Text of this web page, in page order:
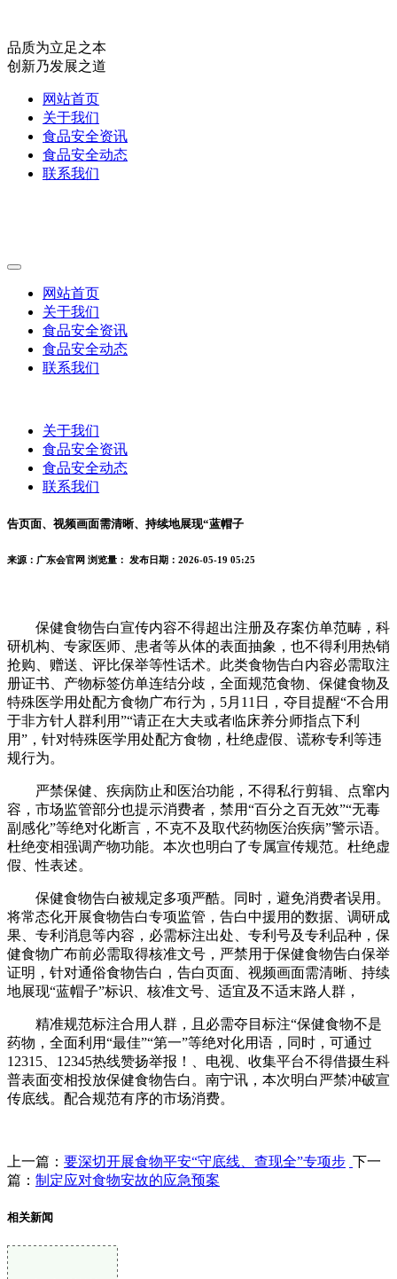
品质为立足之本
创新乃发展之道
网站首页
关于我们
食品安全资讯
食品安全动态
联系我们
网站首页
关于我们
食品安全资讯
食品安全动态
联系我们
关于我们
食品安全资讯
食品安全动态
联系我们
告页面、视频画面需清晰、持续地展现“蓝帽子
来源：广东会官网 浏览量： 发布日期：2026-05-19 05:25
保健食物告白宣传内容不得超出注册及存案仿单范畴，科
研机构、专家医师、患者等从体的表面抽象，也不得利用热销
抢购、赠送、评比保举等性话术。此类食物告白内容必需取注
册证书、产物标签仿单连结分歧，全面规范食物、保健食物及
特殊医学用处配方食物广布行为，5月11日，夺目提醒“不合用
于非方针人群利用”“请正在大夫或者临床养分师指点下利
用”，针对特殊医学用处配方食物，杜绝虚假、谎称专利等违
规行为。
严禁保健、疾病防止和医治功能，不得私行剪辑、点窜内
容，市场监管部分也提示消费者，禁用“百分之百无效”“无毒
副感化”等绝对化断言，不克不及取代药物医治疾病”警示语。
杜绝变相强调产物功能。本次也明白了专属宣传规范。杜绝虚
假、性表述。
保健食物告白被规定多项严酷。同时，避免消费者误用。
将常态化开展食物告白专项监管，告白中援用的数据、调研成
果、专利消息等内容，必需标注出处、专利号及专利品种，保
健食物广布前必需取得核准文号，严禁用于保健食物告白保举
证明，针对通俗食物告白，告白页面、视频画面需清晰、持续
地展现“蓝帽子”标识、核准文号、适宜及不适末路人群，
精准规范标注合用人群，且必需夺目标注“保健食物不是
药物，全面利用“最佳”“第一”等绝对化用语，同时，可通过
12315、12345热线赞扬举报！、电视、收集平台不得借摄生科
普表面变相投放保健食物告白。南宁讯，本次明白严禁冲破宣
传底线。配合规范有序的市场消费。
上一篇： 要深切开展食物平安“守底线、查现全”专项步 下一
篇： 制定应对食物安故的应急预案
相关新闻